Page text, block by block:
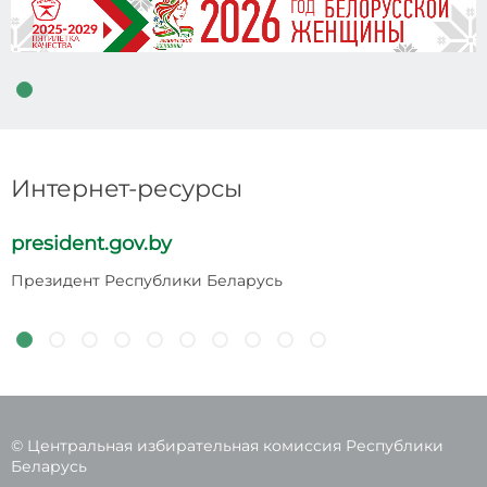
Интернет-ресурсы
president.gov.by
Президент Республики Беларусь
© Центральная избирательная комиссия Республики
Беларусь